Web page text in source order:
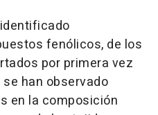
fenólicos, de los
por primera vez
han observado
en la composición